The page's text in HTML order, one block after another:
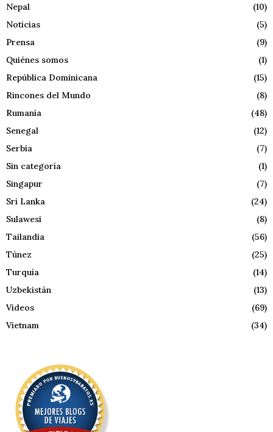
Nepal
(10)
Noticias
(5)
Prensa
(9)
Quiénes somos
(1)
República Dominicana
(15)
Rincones del Mundo
(8)
Rumanía
(48)
Senegal
(12)
Serbia
(7)
Sin categoría
(1)
Singapur
(7)
Sri Lanka
(24)
Sulawesi
(8)
Tailandia
(56)
Túnez
(25)
Turquía
(14)
Uzbekistán
(13)
Videos
(69)
Vietnam
(34)